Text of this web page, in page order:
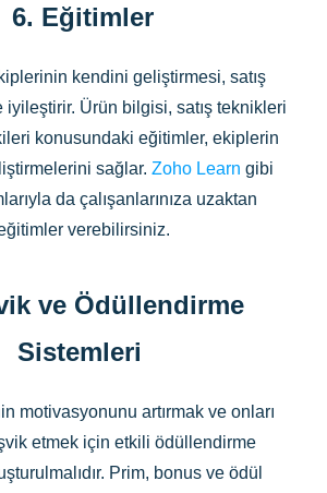
6. Eğitimler
kendini geliştirmesi, satış
Ürün bilgisi, satış teknikleri
konusundaki eğitimler, ekiplerin
sağlar. Zoho Learn gibi
da çalışanlarınıza uzaktan
verebilirsiniz.
ve Ödüllendirme
Sistemleri
motivasyonunu artırmak ve onları
etmek için etkili ödüllendirme
Prim, bonus ve ödül